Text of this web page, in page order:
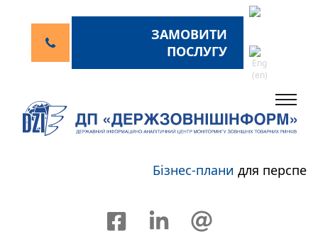
ЗАМОВИТИ
ПОСЛУГУ
Бізнес-планидля